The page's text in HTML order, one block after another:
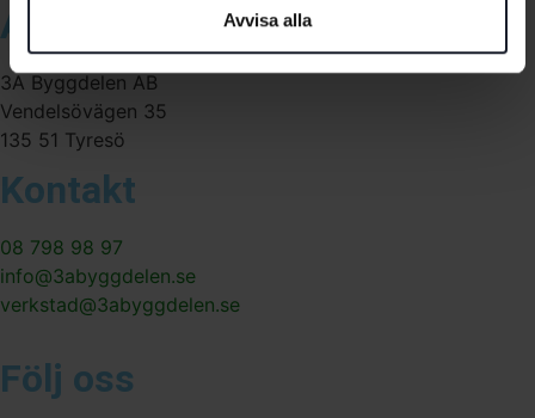
Avvisa alla
Adress
3A Byggdelen AB
Vendelsövägen 35
135 51 Tyresö
Kontakt
08 798 98 97
info@3abyggdelen.se
verkstad@3abyggdelen.se
Följ oss